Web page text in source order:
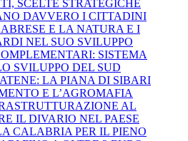
SCELTE STRATEGICHE
DAVVERO I CITTADINI
E LA NATURA E I
NEL SUO SVILUPPO
SISTEMA
SVILUPPO DEL SUD
LA PIANA DI SIBARI
E L’AGROMAFIA
AL
IL DIVARIO NEL PAESE
CALABRIA PER IL PIENO